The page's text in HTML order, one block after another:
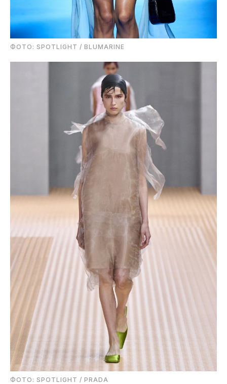
ФОТО: SPOTLIGHT / BLUMARINE
ФОТО: SPOTLIGHT / PRADA